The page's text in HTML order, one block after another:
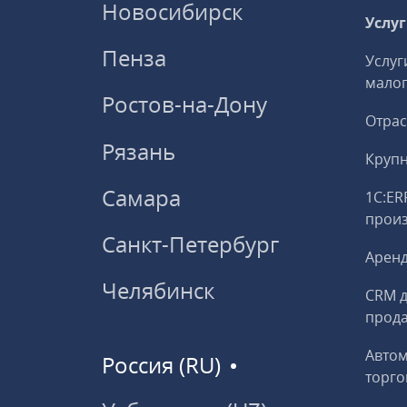
Новосибирск
Пенза
Ростов-на-Дону
Рязань
Самара
Санкт-Петербург
Челябинск
Россия (RU)
CRM